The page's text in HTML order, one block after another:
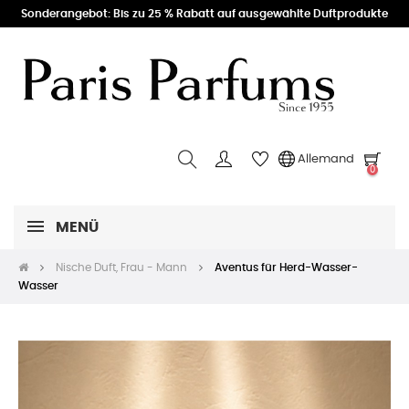
Sonderangebot: Bis zu 25 % Rabatt auf ausgewählte Duftprodukte
Allemand
0
MENÜ
Nische Duft, Frau - Mann
Aventus für Herd-Wasser-
Wasser